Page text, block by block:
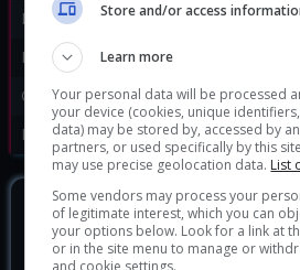
Publisher:
Disponibile per:
Genere:
Data di rilascio:
13/
DOVE
Store and/or access
Learn more
Your personal data will be processed
your device (cookies, unique
data) may be stored by, accessed by
partners, or used specifically by this
may use precise geolocation data. List
Some vendors may process your
of legitimate interest, which you can
your options below. Look for a link at
or in the site menu to manage or
and cookie settings.